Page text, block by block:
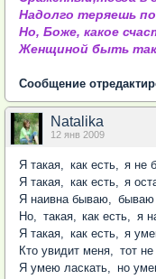
Надолго теряешь
Но, Боже, какое
Женщиной быть
Сообщение
Natalika
12 янв 2009
Я такая, как есть, я не
Я такая, как есть, я
Я наивна бываю,
Но, такая, как есть, я
Я такая, как есть, я
Кто увидит меня, тот
Я умею ласкать, но